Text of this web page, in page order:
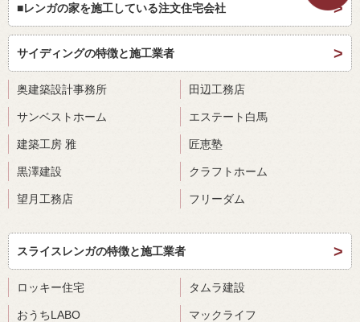
■レンガの家を施工している注文住宅会社
サイディングの特徴と施工業者
奥建築設計事務所 田辺工務店
サンベストホーム エステート白馬
建築工房 雅 匠恵塾
黒澤建設 クラフトホーム
望月工務店 フリーダム
スライスレンガの特徴と施工業者
ロッキー住宅 タムラ建設
おうちLABO マックライフ